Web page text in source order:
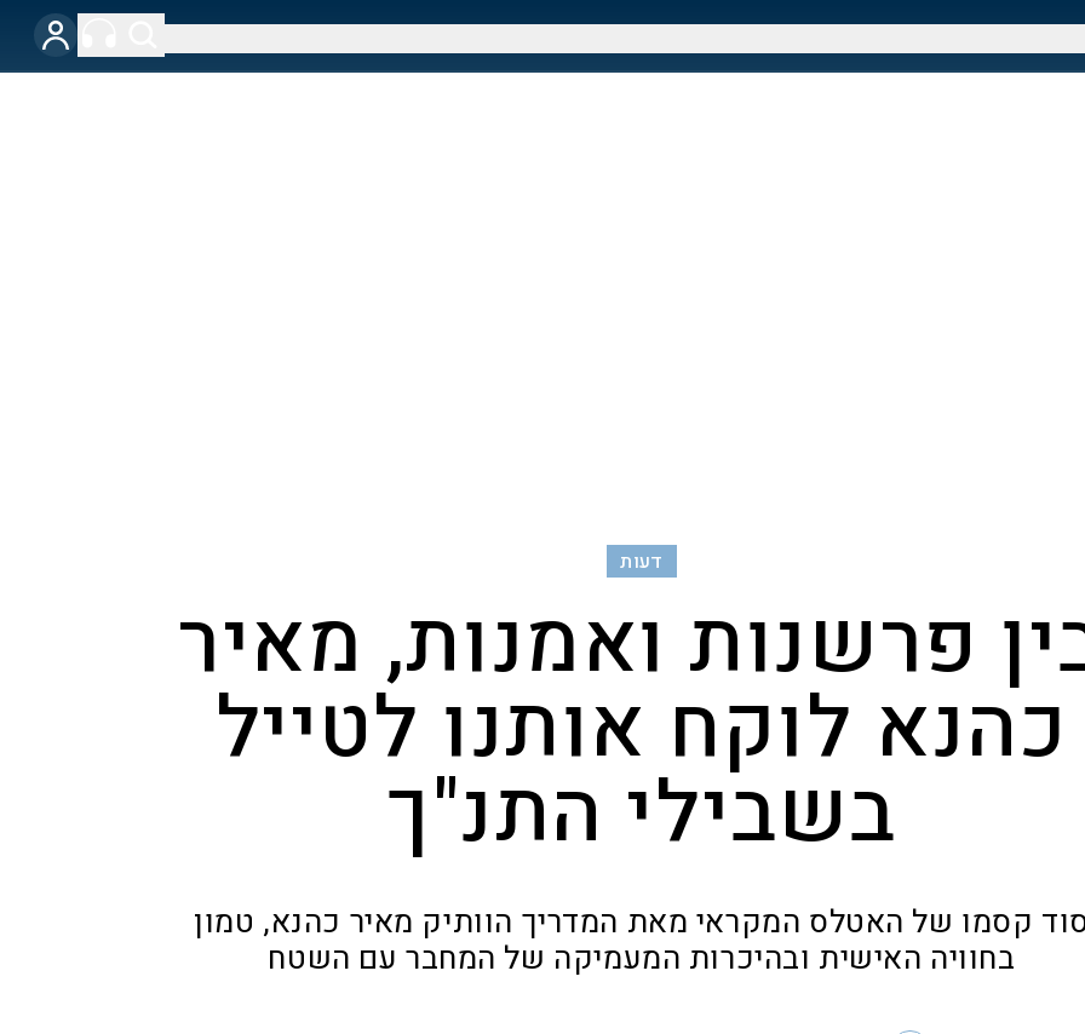
דעות
פרשנות ואמנות, מאיר
כהנא לוקח אותנו לטייל
בשבילי התנ"ך
קסמו של האטלס המקראי מאת המדריך הוותיק מאיר כהנא, טמון
בחוויה האישית ובהיכרות המעמיקה של המחבר עם השטח